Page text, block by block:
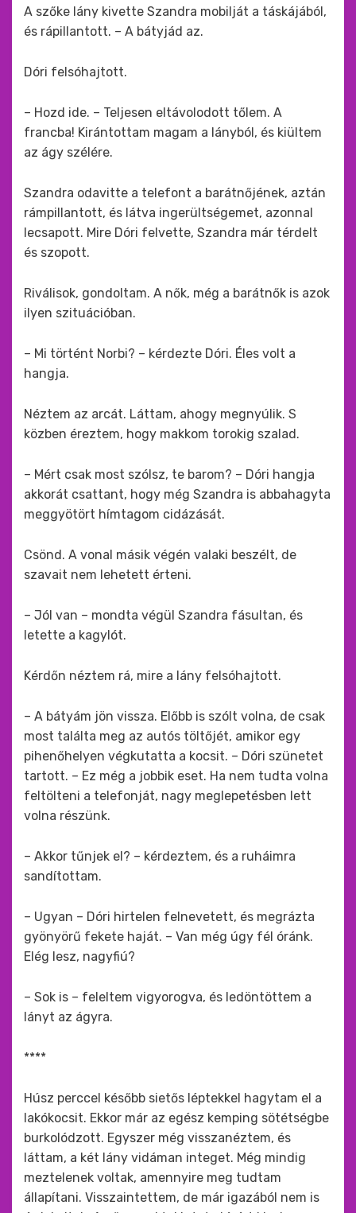
A szőke lány kivette Szandra mobilját a táskájából,
és rápillantott. – A bátyjád az.
Dóri felsóhajtott.
– Hozd ide. – Teljesen eltávolodott tőlem. A
francba! Kirántottam magam a lányból, és kiültem
az ágy szélére.
Szandra odavitte a telefont a barátnőjének, aztán
rámpillantott, és látva ingerültségemet, azonnal
lecsapott. Mire Dóri felvette, Szandra már térdelt
és szopott.
Riválisok, gondoltam. A nők, még a barátnők is azok
ilyen szituációban.
– Mi történt Norbi? – kérdezte Dóri. Éles volt a
hangja.
Néztem az arcát. Láttam, ahogy megnyúlik. S
közben éreztem, hogy makkom torokig szalad.
– Mért csak most szólsz, te barom? – Dóri hangja
akkorát csattant, hogy még Szandra is abbahagyta
meggyötört hímtagom cidázását.
Csönd. A vonal másik végén valaki beszélt, de
szavait nem lehetett érteni.
– Jól van – mondta végül Szandra fásultan, és
letette a kagylót.
Kérdőn néztem rá, mire a lány felsóhajtott.
– A bátyám jön vissza. Előbb is szólt volna, de csak
most találta meg az autós töltőjét, amikor egy
pihenőhelyen végkutatta a kocsit. – Dóri szünetet
tartott. – Ez még a jobbik eset. Ha nem tudta volna
feltölteni a telefonját, nagy meglepetésben lett
volna részünk.
– Akkor tűnjek el? – kérdeztem, és a ruháimra
sandítottam.
– Ugyan – Dóri hirtelen felnevetett, és megrázta
gyönyörű fekete haját. – Van még úgy fél óránk.
Elég lesz, nagyfiú?
– Sok is – feleltem vigyorogva, és ledöntöttem a
lányt az ágyra.
****
Húsz perccel később sietős léptekkel hagytam el a
lakókocsit. Ekkor már az egész kemping sötétségbe
burkolódzott. Egyszer még visszanéztem, és
láttam, a két lány vidáman integet. Még mindig
meztelenek voltak, amennyire meg tudtam
állapítani. Visszaintettem, de már igazából nem is